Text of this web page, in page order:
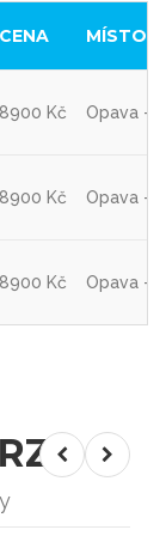
CENA MÍSTO
8900 Kč Opava -
8900 Kč Opava -
8900 Kč Opava -